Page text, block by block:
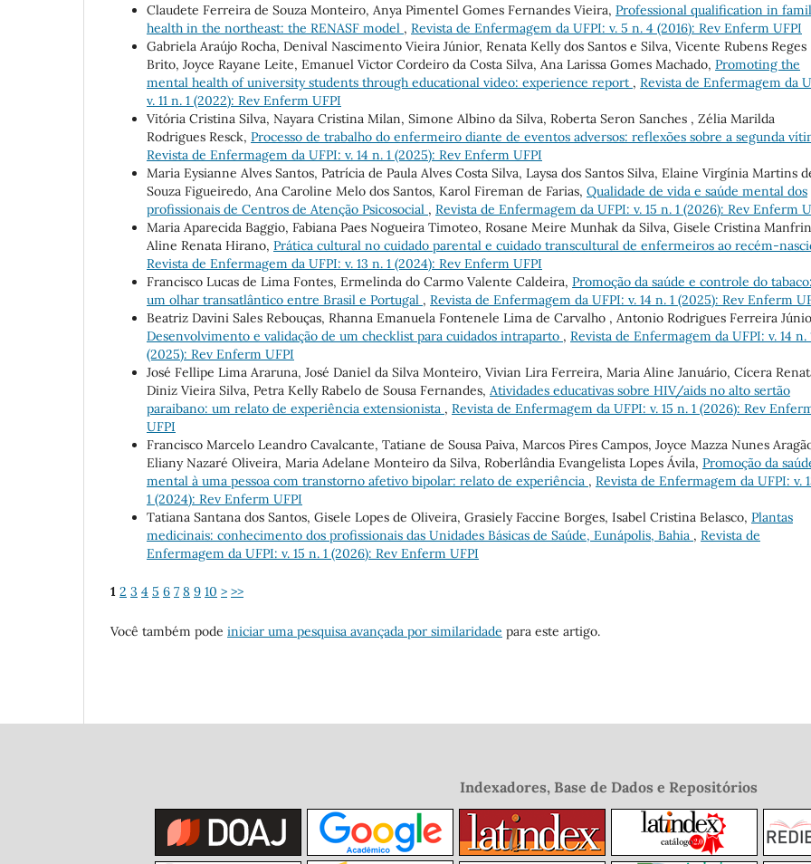
Claudete Ferreira de Souza Monteiro, Anya Pimentel Gomes Fernandes Vieira, Professional qualification in
health in the northeast: the RENASF model , Revista de Enfermagem da UFPI: v. 5 n. 4 (2016): Rev Enferm UFPI
Gabriela Araújo Rocha, Denival Nascimento Vieira Júnior, Renata Kelly dos Santos e Silva, Vicente Rubens Reges
Brito, Joyce Rayane Leite, Emanuel Victor Cordeiro da Costa Silva, Ana Larissa Gomes Machado, Promoting the
mental health of university students through educational video: experience report , Revista de Enfermagem da
v. 11 n. 1 (2022): Rev Enferm UFPI
Vitória Cristina Silva, Nayara Cristina Milan, Simone Albino da Silva, Roberta Seron Sanches , Zélia Marilda
Rodrigues Resck, Processo de trabalho do enfermeiro diante de eventos adversos: reflexões sobre a segunda
Revista de Enfermagem da UFPI: v. 14 n. 1 (2025): Rev Enferm UFPI
Maria Eysianne Alves Santos, Patrícia de Paula Alves Costa Silva, Laysa dos Santos Silva, Elaine Virgínia Martins
Souza Figueiredo, Ana Caroline Melo dos Santos, Karol Fireman de Farias, Qualidade de vida e saúde mental dos
profissionais de Centros de Atenção Psicosocial , Revista de Enfermagem da UFPI: v. 15 n. 1 (2026): Rev Enferm
Maria Aparecida Baggio, Fabiana Paes Nogueira Timoteo, Rosane Meire Munhak da Silva, Gisele Cristina
Aline Renata Hirano, Prática cultural no cuidado parental e cuidado transcultural de enfermeiros ao recém-
Revista de Enfermagem da UFPI: v. 13 n. 1 (2024): Rev Enferm UFPI
Francisco Lucas de Lima Fontes, Ermelinda do Carmo Valente Caldeira, Promoção da saúde e controle do tabaco:
um olhar transatlântico entre Brasil e Portugal , Revista de Enfermagem da UFPI: v. 14 n. 1 (2025): Rev Enferm
Beatriz Davini Sales Rebouças, Rhanna Emanuela Fontenele Lima de Carvalho , Antonio Rodrigues Ferreira
Desenvolvimento e validação de um checklist para cuidados intraparto , Revista de Enfermagem da UFPI: v. 14 n.
(2025): Rev Enferm UFPI
José Fellipe Lima Araruna, José Daniel da Silva Monteiro, Vivian Lira Ferreira, Maria Aline Januário, Cícera
Diniz Vieira Silva, Petra Kelly Rabelo de Sousa Fernandes, Atividades educativas sobre HIV/aids no alto sertão
paraibano: um relato de experiência extensionista , Revista de Enfermagem da UFPI: v. 15 n. 1 (2026): Rev
UFPI
Francisco Marcelo Leandro Cavalcante, Tatiane de Sousa Paiva, Marcos Pires Campos, Joyce Mazza Nunes
Eliany Nazaré Oliveira, Maria Adelane Monteiro da Silva, Roberlândia Evangelista Lopes Ávila, Promoção da
mental à uma pessoa com transtorno afetivo bipolar: relato de experiência , Revista de Enfermagem da UFPI: v.
1 (2024): Rev Enferm UFPI
Tatiana Santana dos Santos, Gisele Lopes de Oliveira, Grasiely Faccine Borges, Isabel Cristina Belasco, Plantas
medicinais: conhecimento dos profissionais das Unidades Básicas de Saúde, Eunápolis, Bahia , Revista de
Enfermagem da UFPI: v. 15 n. 1 (2026): Rev Enferm UFPI
1 2 3 4 5 6 7 8 9 10 > >>
Você também pode iniciar uma pesquisa avançada por similaridade para este artigo.
Indexadores, Base de Dados e Repositórios